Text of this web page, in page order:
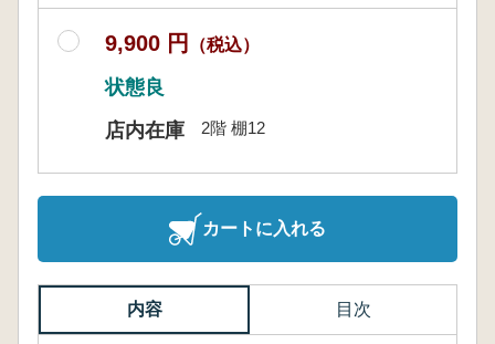
9,900 円 （税込）
状態良
店内在庫
2階 棚12
カートに入れる
内容 目次